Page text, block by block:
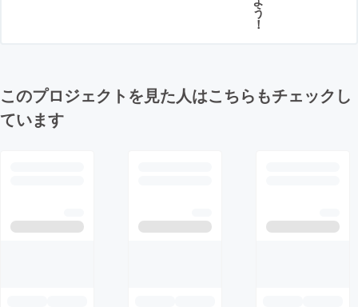
う
！
このプロジェクトを見た人はこちらもチェックし
ています